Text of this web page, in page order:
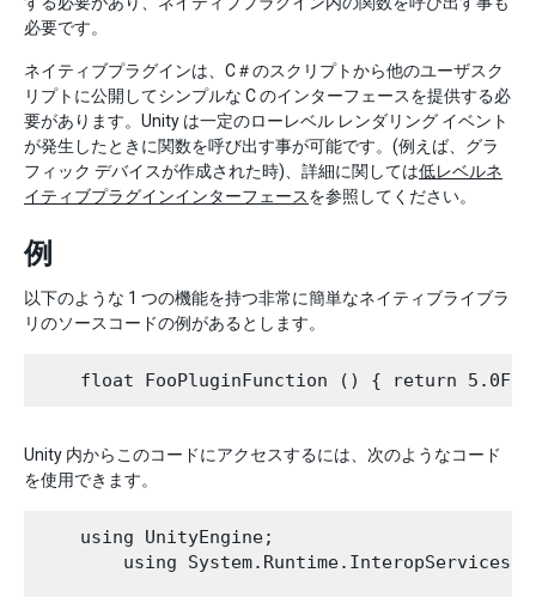
必要です。
ネイティブプラグインは、C＃のスクリプトから他のユーザスク
リプトに公開してシンプルな C のインターフェースを提供する必
要があります。Unity は一定のローレベル レンダリング イベント
が発生したときに関数を呼び出す事が可能です。(例えば、グラ
フィック デバイスが作成された時)、詳細に関しては低レベルネ
イティブプラグインインターフェースを参照してください。
例
以下のような 1 つの機能を持つ非常に簡単なネイティブライブラ
リのソースコードの例があるとします。
Unity 内からこのコードにアクセスするには、次のようなコード
を使用できます。
    using UnityEngine;
        using System.Runtime.InteropServices;